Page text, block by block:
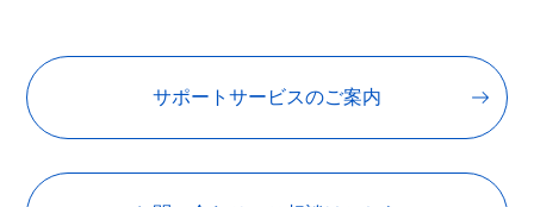
サポートサービスのご案内